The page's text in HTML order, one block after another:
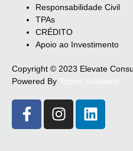
Responsabilidade Civil
TPAs
CRÉDITO
Apoio ao Investimento
Copyright © 2023 Elevate
Powered By